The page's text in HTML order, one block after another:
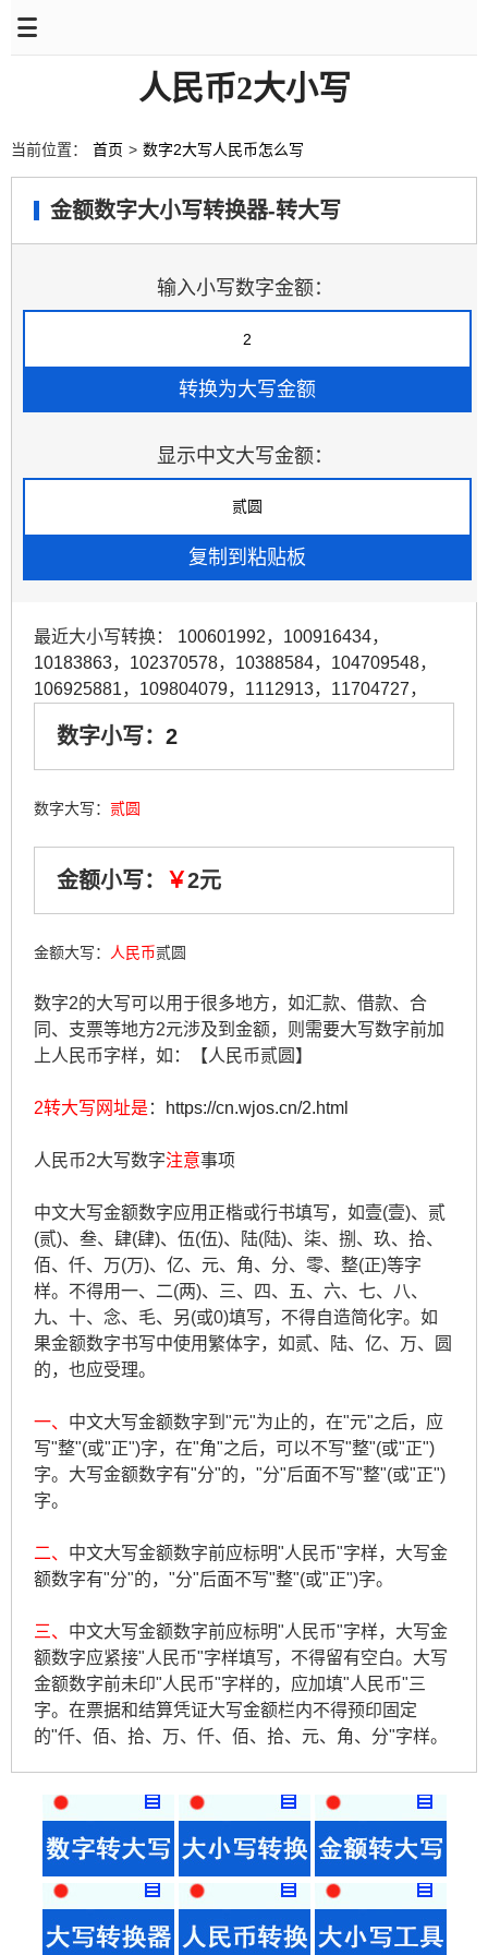
人民币2大小写
当前位置： 首页 > 数字2大写人民币怎么写
金额数字大小写转换器-转大写
输入小写数字金额：
显示中文大写金额：
最近大小写转换： 100601992， 100916434，
10183863， 102370578， 10388584， 104709548，
106925881， 109804079， 1112913， 11704727，
数字小写： 2
数字大写： 贰圆
金额小写： ￥2元
金额大写： 人民币贰圆
数字2的大写可以用于很多地方，如汇款、借款、合
同、支票等地方2元涉及到金额，则需要大写数字前加
上人民币字样，如：【人民币贰圆】
2转大写网址是 ： https://cn.wjos.cn/2.html
人民币2大写数字注意事项
中文大写金额数字应用正楷或行书填写，如壹(壹)、贰
(贰)、叁、肆(肆)、伍(伍)、陆(陆)、柒、捌、玖、拾、
佰、仟、万(万)、亿、元、角、分、零、整(正)等字
样。不得用一、二(两)、三、四、五、六、七、八、
九、十、念、毛、另(或0)填写，不得自造简化字。如
果金额数字书写中使用繁体字，如贰、陆、亿、万、圆
的，也应受理。
一、 中文大写金额数字到"元"为止的，在"元"之后，应
写"整"(或"正")字，在"角"之后，可以不写"整"(或"正")
字。大写金额数字有"分"的，"分"后面不写"整"(或"正")
字。
二、 中文大写金额数字前应标明"人民币"字样，大写金
额数字有"分"的，"分"后面不写"整"(或"正")字。
三、 中文大写金额数字前应标明"人民币"字样，大写金
额数字应紧接"人民币"字样填写，不得留有空白。大写
金额数字前未印"人民币"字样的，应加填"人民币"三
字。在票据和结算凭证大写金额栏内不得预印固定
的"仟、佰、拾、万、仟、佰、拾、元、角、分"字样。